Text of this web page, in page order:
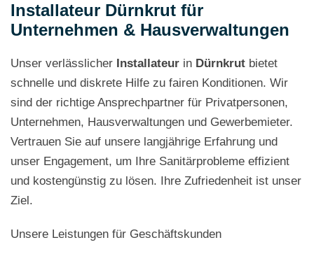
Installateur Dürnkrut für
Unternehmen & Hausverwaltungen
Unser verlässlicher Installateur in Dürnkrut bietet
schnelle und diskrete Hilfe zu fairen Konditionen. Wir
sind der richtige Ansprechpartner für Privatpersonen,
Unternehmen, Hausverwaltungen und Gewerbemieter.
Vertrauen Sie auf unsere langjährige Erfahrung und
unser Engagement, um Ihre Sanitärprobleme effizient
und kostengünstig zu lösen. Ihre Zufriedenheit ist unser
Ziel.
Unsere Leistungen für Geschäftskunden